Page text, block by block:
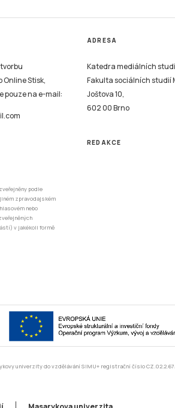
Stisk,
pouze na e-mail:
podle
zpravodajském
nebo
v jakékoli formě
ADRESA
Katedra mediálních
Fakulta sociálních studií
Joštova 10,
602 00 Brno
REDAKCE
univerzity do vzdělávání SIMU+ registrační číslo